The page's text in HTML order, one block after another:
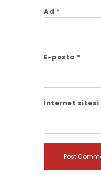
Ad *
E-posta *
İnternet sitesi